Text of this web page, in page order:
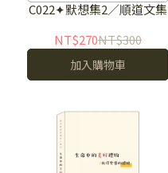
靈魂。
C022✦默想集2／順道文集
NT$270NT$300
加入購物車